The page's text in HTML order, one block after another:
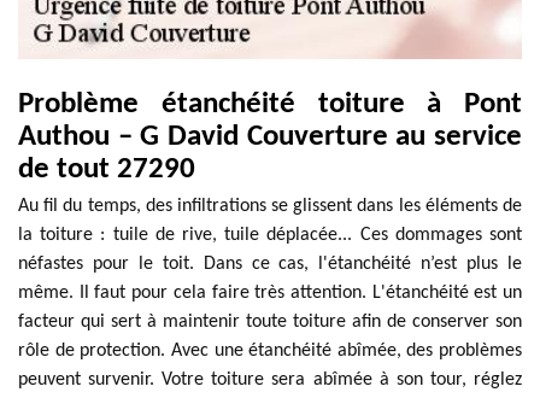
Problème étanchéité toiture à Pont
Authou – G David Couverture au service
de tout 27290
Au fil du temps, des infiltrations se glissent dans les éléments de
la toiture : tuile de rive, tuile déplacée... Ces dommages sont
néfastes pour le toit. Dans ce cas, l'étanchéité n’est plus le
même. Il faut pour cela faire très attention. L'étanchéité est un
facteur qui sert à maintenir toute toiture afin de conserver son
rôle de protection. Avec une étanchéité abîmée, des problèmes
peuvent survenir. Votre toiture sera abîmée à son tour, réglez